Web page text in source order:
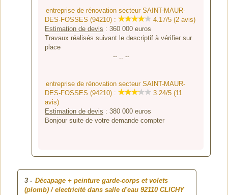
entreprise de rénovation secteur SAINT-MAUR-
DES-FOSSES (94210) :
4.17/5 (2 avis)
Estimation de devis : 360 000euros
Travaux réalisés suivant le descriptif à vérifier sur
place
-- .. --
entreprise de rénovation secteur SAINT-MAUR-
DES-FOSSES (94210) :
3.24/5 (11
avis)
Estimation de devis : 380 000euros
Bonjour suite de votre demande compter
3- Décapage + peinture garde-corps et volets
(plomb) / electricité dans salle d'eau 92110 CLICHY